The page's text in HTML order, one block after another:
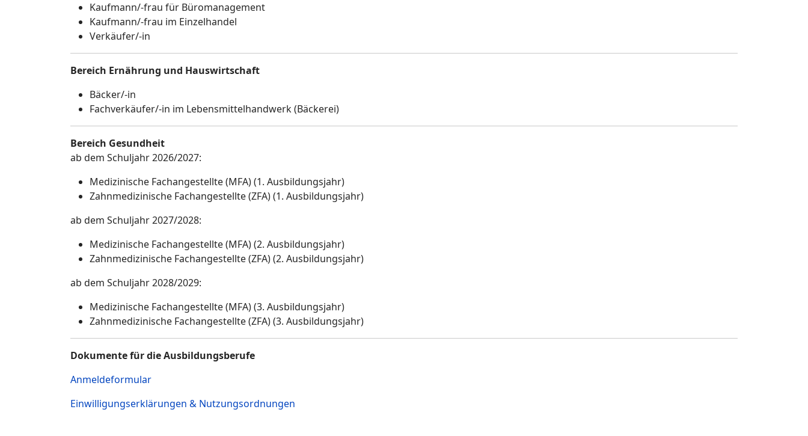
Kaufmann/-frau für Büromanagement
Kaufmann/-frau im Einzelhandel
Verkäufer/-in
Bereich Ernährung und Hauswirtschaft
Bäcker/-in
Fachverkäufer/-in im Lebensmittelhandwerk (Bäckerei)
Bereich Gesundheit
ab dem Schuljahr 2026/2027:
Medizinische Fachangestellte (MFA) (1. Ausbildungsjahr)
Zahnmedizinische Fachangestellte (ZFA) (1. Ausbildungsjahr)
ab dem Schuljahr 2027/2028:
Medizinische Fachangestellte (MFA) (2. Ausbildungsjahr)
Zahnmedizinische Fachangestellte (ZFA) (2. Ausbildungsjahr)
ab dem Schuljahr 2028/2029:
Medizinische Fachangestellte (MFA) (3. Ausbildungsjahr)
Zahnmedizinische Fachangestellte (ZFA) (3. Ausbildungsjahr)
Dokumente für die Ausbildungsberufe
Anmeldeformular
Einwilligungserklärungen & Nutzungsordnungen